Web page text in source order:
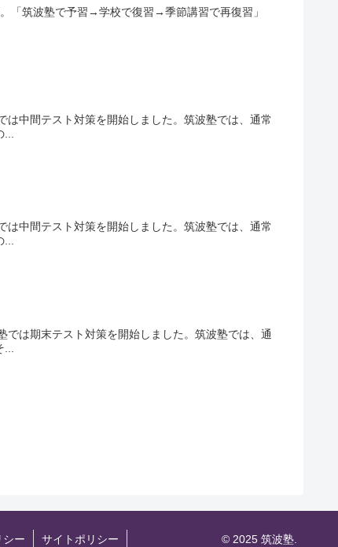
「筑波塾で予習→学校で復習→季節講習で再復習」
中間テスト対策を開始しました。筑波塾では、通常
中間テスト対策を開始しました。筑波塾では、通常
は期末テスト対策を開始しました。筑波塾では、通
シー サイトポリシー © 2025 筑波塾.